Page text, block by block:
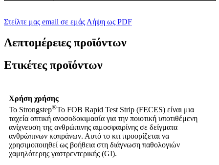
Στείλτε μας email σε εμάς Λήψη ως PDF
Λεπτομέρειες προϊόντων
Ετικέτες προϊόντων
Χρήση χρήσης
Το Strongstep®Το FOB Rapid Test Strip (FECES) είναι μια
ταχεία οπτική ανοσοδοκιμασία για την ποιοτική υποτιθέμενη
ανίχνευση της ανθρώπινης αιμοσφαιρίνης σε δείγματα
ανθρώπινων κοπράνων. Αυτό το κιτ προορίζεται να
χρησιμοποιηθεί ως βοήθεια στη διάγνωση παθολογιών
χαμηλότερης γαστρεντερικής (GI).